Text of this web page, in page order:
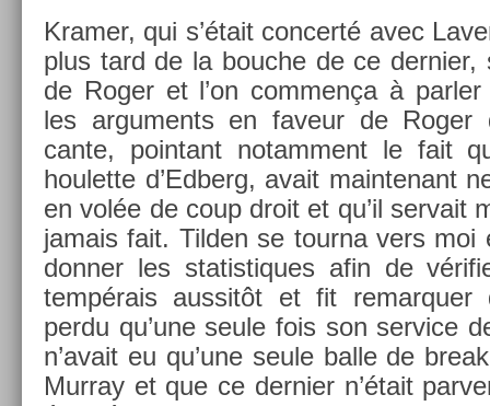
Kram­er, qui s’était con­certé avec
plus tard de la bouc­he de ce de­rni­er,
de Roger et l’on com­men­ça à
les ar­gu­ments en faveur de
cante, poin­tant notam­ment le fait
houlet­te d’Ed­berg, avait main­tenant
en volée de coup droit et qu’il ser­vait
jamais fait. Tild­en se tour­na vers moi
donn­er les statis­tiques afin de
tempérais aus­sitôt et fit re­mar­qu­er
perdu qu’une seule fois son ser­vice
n’avait eu qu’une seule balle de
Mur­ray et que ce de­rni­er n’était